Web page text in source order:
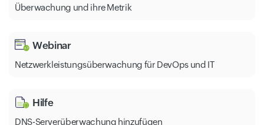
Überwachung und ihre Metrik
Webinar
Netzwerkleistungsüberwachung für DevOps und IT
Hilfe
DNS-Serverüberwachung hinzufügen